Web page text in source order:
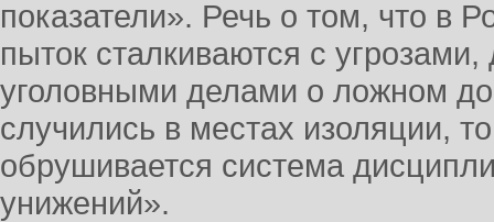
показатели». Речь о том, что в
пыток сталкиваются с
уголовными делами о ложном
случились в местах изоляции,
обрушивается система
унижений».